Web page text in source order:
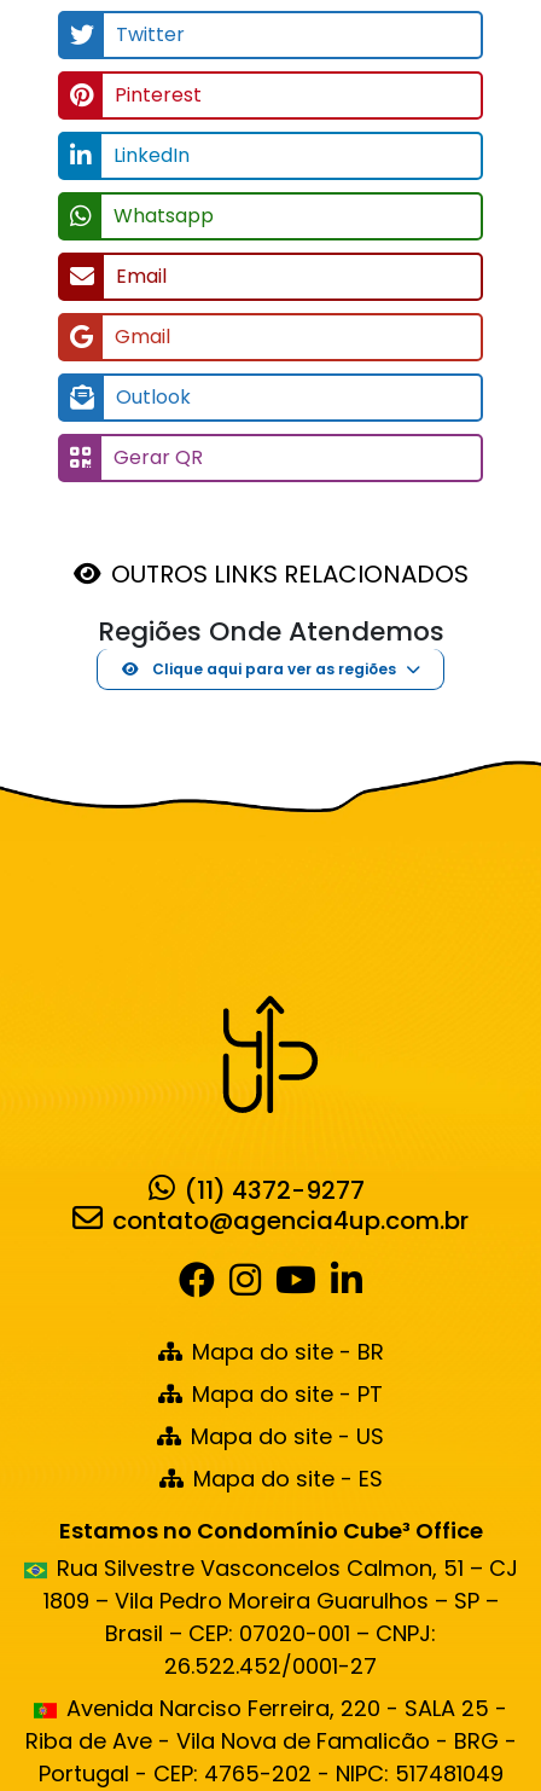
Twitter
Pinterest
LinkedIn
Whatsapp
Email
Gmail
Outlook
Gerar QR
OUTROS LINKS RELACIONADOS
Regiões Onde Atendemos
Clique aqui para ver as regiões
(11) 4372-9277
contato@agencia4up.com.br
Mapa do site - BR
Mapa do site - PT
Mapa do site - US
Mapa do site - ES
Estamos no Condomínio Cube³ Office
Rua Silvestre Vasconcelos Calmon, 51 – CJ
1809 – Vila Pedro Moreira Guarulhos – SP –
Brasil – CEP: 07020-001 – CNPJ:
26.522.452/0001-27
Avenida Narciso Ferreira, 220 - SALA 25 -
Riba de Ave - Vila Nova de Famalicão - BRG -
Portugal - CEP: 4765-202 - NIPC: 517481049